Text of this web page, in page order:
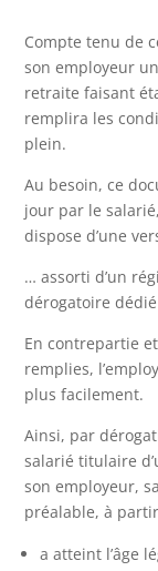
Compte tenu de
son employeur
retraite faisant
remplira les
plein.
Au besoin, ce
jour par le
dispose d’une
… assorti d’un
dérogatoire dédié
En contrepartie
remplies,
plus facilement.
Ainsi, par
salarié titulaire
son employeur,
préalable, à
a atteint l’âge